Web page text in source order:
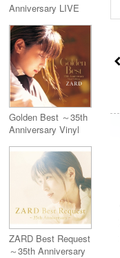
Anniversary LIVE
memory ～forever
moment ～”』 (2枚
組Blu-ray)
Golden Best ～35th
Anniversary Vinyl
限定盤】(4枚組アナ
ログレコード)
ZARD Best Request
～35th Anniversary